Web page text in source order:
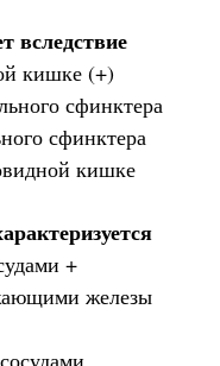
вследствие
кишке (+)
сфинктера
сфинктера
кишке
+
железы